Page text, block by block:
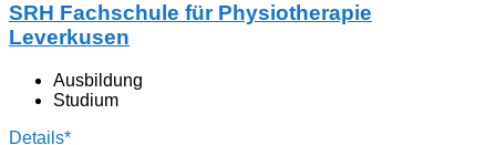
SRH Fachschule für Physiotherapie
Leverkusen
Ausbildung
Studium
Details*